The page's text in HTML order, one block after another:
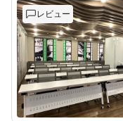
レビュー